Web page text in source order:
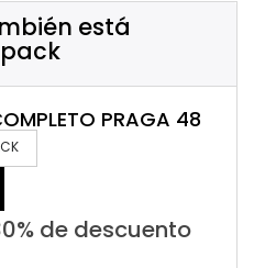
está
PRAGA 48
de descuento